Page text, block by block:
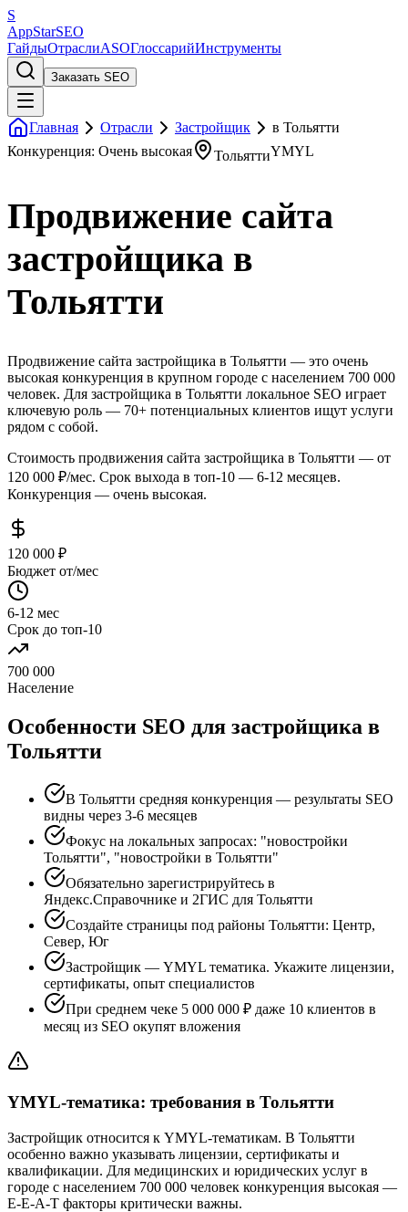
S
AppStarSEO
ГайдыОтраслиASOГлоссарийИнструменты
Заказать SEO
Главная Отрасли Застройщик
в Тольятти
Конкуренция: Очень высокая
ТольяттиYMYL
Продвижение сайта
застройщика в
Тольятти
Продвижение сайта застройщика в Тольятти — это очень
высокая конкуренция в крупном городе с населением 700 000
человек. Для застройщика в Тольятти локальное SEO играет
ключевую роль — 70+ потенциальных клиентов ищут услуги
рядом с собой.
Стоимость продвижения сайта застройщика в Тольятти — от
120 000 ₽/мес. Срок выхода в топ-10 — 6-12 месяцев.
Конкуренция — очень высокая.
120 000 ₽
Бюджет от/мес
6-12 мес
Срок до топ-10
700 000
Население
Особенности SEO для застройщика в
Тольятти
В Тольятти средняя конкуренция — результаты SEO
видны через 3-6 месяцев
Фокус на локальных запросах: "новостройки
Тольятти", "новостройки в Тольятти"
Обязательно зарегистрируйтесь в
Яндекс.Справочнике и 2ГИС для Тольятти
Создайте страницы под районы Тольятти: Центр,
Север, Юг
Застройщик — YMYL тематика. Укажите лицензии,
сертификаты, опыт специалистов
При среднем чеке 5 000 000 ₽ даже 10 клиентов в
месяц из SEO окупят вложения
YMYL-тематика: требования в Тольятти
Застройщик относится к YMYL-тематикам. В Тольятти
особенно важно указывать лицензии, сертификаты и
квалификации. Для медицинских и юридических услуг в
городе с населением 700 000 человек конкуренция высокая —
E-E-A-T факторы критически важны.